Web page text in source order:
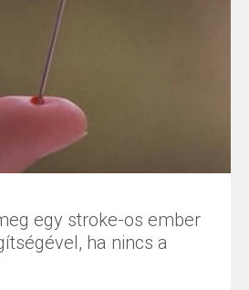
egy stroke-os ember
ha nincs a